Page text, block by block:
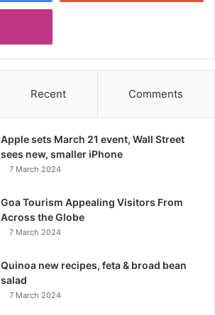
Recent Comments
Apple sets March 21 event, Wall Street
sees new, smaller iPhone
7 March 2024
Goa Tourism Appealing Visitors From
Across the Globe
7 March 2024
Quinoa new recipes, feta & broad bean
salad
7 March 2024